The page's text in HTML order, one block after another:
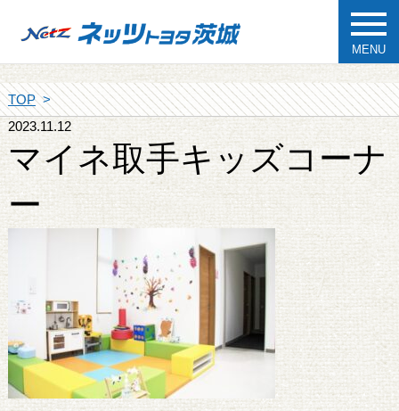
MENU
TOP
2023.11.12
マイネ取手キッズコーナ
ー